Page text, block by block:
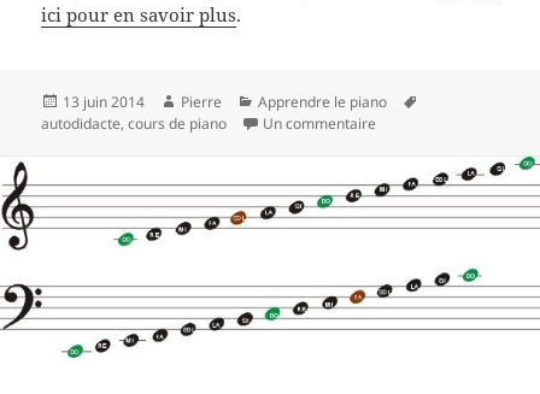
ici pour en savoir plus.
Publié
le
13 juin 2014 Auteur
Pierre Catégories
Apprendre le piano
autodidacte,cours de piano Un commentaire